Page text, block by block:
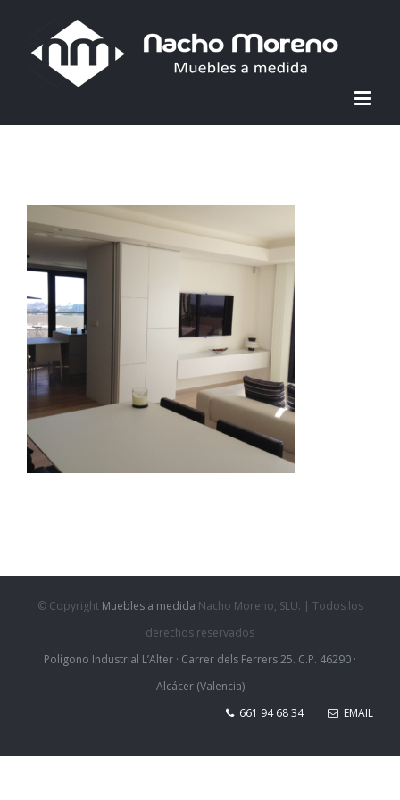
© Copyright Muebles a medida Nacho Moreno, SLU. | Todos los
derechos reservados
Polígono Industrial L’Alter · Carrer dels Ferrers 25. C.P. 46290 ·
Alcácer (Valencia)
661 94 68 34
EMAIL